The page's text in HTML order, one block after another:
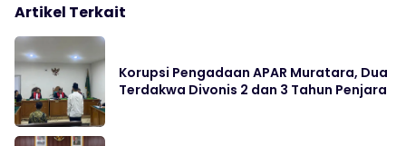
Artikel Terkait
Korupsi Pengadaan APAR Muratara, Dua
Terdakwa Divonis 2 dan 3 Tahun Penjara